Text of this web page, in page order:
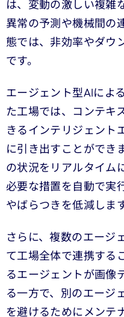
は、変動の激しい複雑
異常の予測や機械間の
態では、非効率やダウ
です。
エージェント型AIによ
た工場では、コンテキ
きるインテリジェント
に引き出すことができ
の状況をリアルタイム
必要な措置を自動で実
やばらつきを低減します
さらに、複数のエージ
て工場全体で連携する
るエージェントが画像
る一方で、別のエージ
を避けるためにメンテ